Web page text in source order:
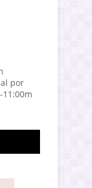
por
11:00m